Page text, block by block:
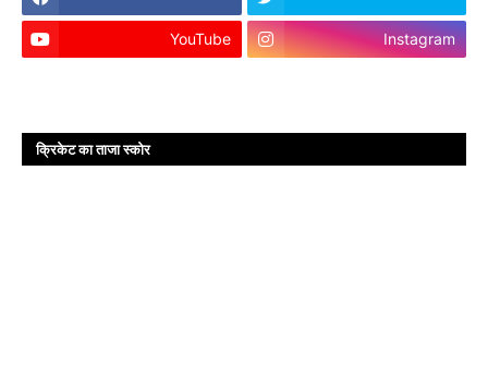
YouTube Instagram
क्रिकेट का ताजा स्कोर